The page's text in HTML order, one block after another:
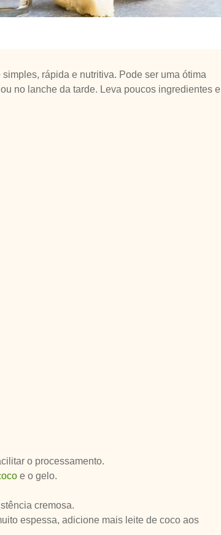
rápida e nutritiva. Pode ser uma ótima
no lanche da tarde. Leva poucos ingredientes e
o processamento.
e o gelo.
cremosa.
espessa, adicione mais leite de coco aos